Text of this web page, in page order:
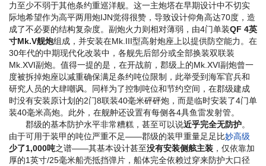
力至少不弱于其他条约重巡洋舰。这一主炮塔在早期设计中不切实
际地希望作为高平两用炮IJN觉得很赞 ，导致设计仰角高达70度，造
成了不必要的结构复杂度。副炮火力则相对薄弱，由4门单装QF 4英
寸Mk.V舰炮组成，并安装在Mk.III型高射炮座上以提供防空能力。在
30年代的中期现代化改装中，各舰先后部分或全部换装双联装
Mk.XVI副炮。值得一提的是，在开战前，郡级上的Mk.XVI副炮曾一
度被拆掉炮座以减重确保满足条约吨位限制，此举受到海军官兵和
研究人员的大肆嘲讽。同样为了控制吨位和节约空间，在郡级建成
时没有安装原计划的2门8联装40毫米砰砰炮，而是临时安装了4门单
装40毫米高炮。此外，在舰舯还设置有每侧各4具鱼雷发射管。
郡级的基本防护水平非常糟糕，甚至可以说近乎完全无防护。
由于可用于装甲的吨位严重不足——郡级的装甲重量足足比妙高级
少了1,000吨之谱——其基本设计甚至没有安装侧舷主装 ，仅依靠加
厚的1英寸/25毫米船壳抵挡弹片，船体完全依赖过穿来防护大口径